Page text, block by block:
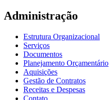
Administração
Estrutura Organizacional
Serviços
Documentos
Planejamento Orçamentário
Aquisições
Gestão de Contratos
Receitas e Despesas